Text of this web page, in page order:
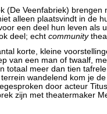
(De Veenfabriek) brengen
alleen plaatsvindt in de
een deel hun leven als
deel; echt community
korte, kleine
van een man of twaalf,
totaal meer dan tien
wandelend kom je
door acteur
zijn met theatermaker